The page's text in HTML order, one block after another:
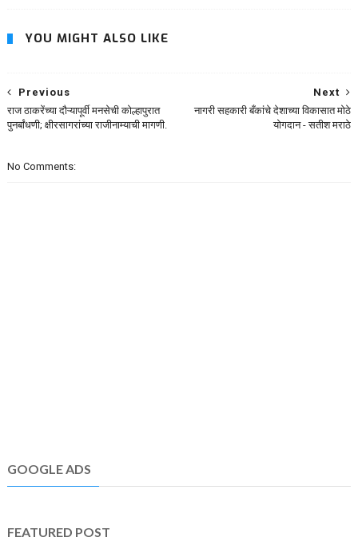
YOU MIGHT ALSO LIKE
Next
नागरी सहकारी बँकांचे देशाच्या विकासात मोठे
योगदान - सतीश मराठे
Previous
राज ठाकरेंच्या दौऱ्यापूर्वी मनसेची कोल्हापुरात
पुनर्बांधणी; क्षीरसागरांच्या राजीनाम्याची मागणी.
No Comments:
GOOGLE ADS
FEATURED POST